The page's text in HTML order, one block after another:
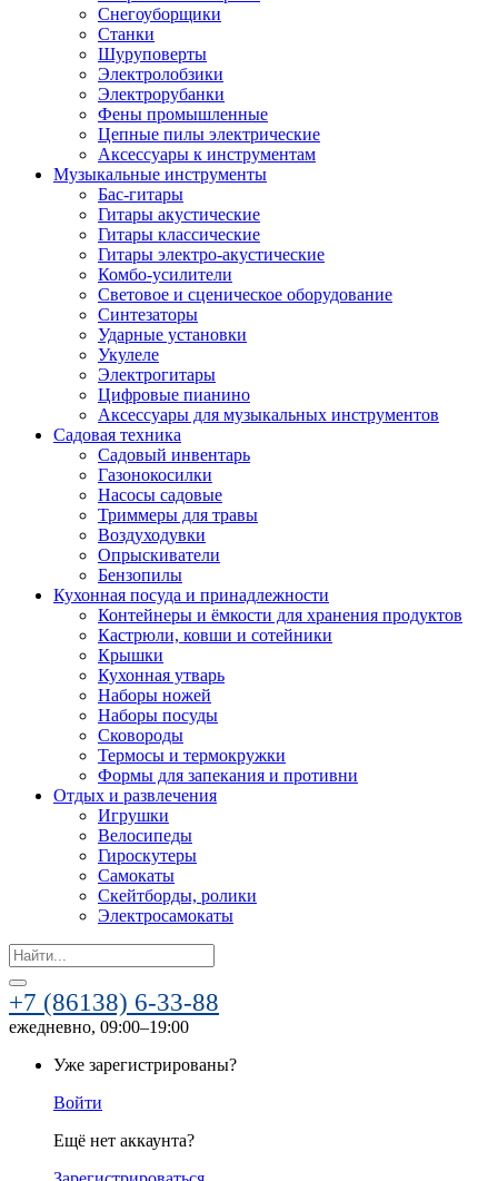
Снегоуборщики
Станки
Шуруповерты
Электролобзики
Электрорубанки
Фены промышленные
Цепные пилы электрические
Аксессуары к инструментам
Музыкальные инструменты
Бас-гитары
Гитары акустические
Гитары классические
Гитары электро-акустические
Комбо-усилители
Световое и сценическое оборудование
Синтезаторы
Ударные установки
Укулеле
Электрогитары
Цифровые пианино
Аксессуары для музыкальных инструментов
Садовая техника
Садовый инвентарь
Газонокосилки
Насосы садовые
Триммеры для травы
Воздуходувки
Опрыскиватели
Бензопилы
Кухонная посуда и принадлежности
Контейнеры и ёмкости для хранения продуктов
Кастрюли, ковши и сотейники
Крышки
Кухонная утварь
Наборы ножей
Наборы посуды
Сковороды
Термосы и термокружки
Формы для запекания и противни
Отдых и развлечения
Игрушки
Велосипеды
Гироскутеры
Самокаты
Скейтборды, ролики
Электросамокаты
Search
for:
+7 (86138) 6-33-88
ежедневно, 09:00–19:00
Уже зарегистрированы?
Войти
Ещё нет аккаунта?